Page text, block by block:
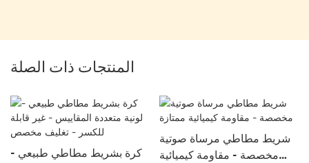
المنتجات ذات الصلة
كرة بشريط مطاطي طبيعي -
شريط مطاطي مرساة صوتية
مخصصة - مقاومة كيميائية